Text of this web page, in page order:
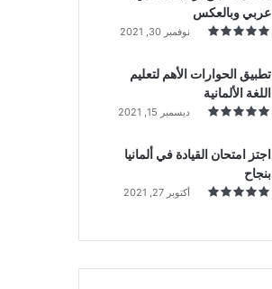
عربي وبالعكس
نوفمبر 30, 2021
تطبيق الحوارات الأهم لتعليم
اللغة الألمانية
ديسمبر 15, 2021
اجتز امتحان القيادة في ألمانيا
بنجاح
أكتوبر 27, 2021